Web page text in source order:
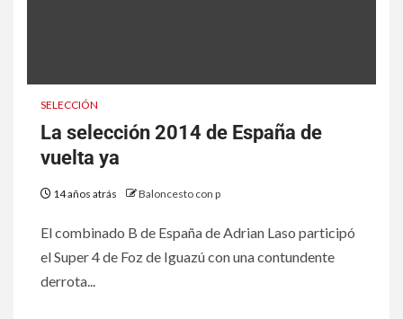
SELECCIÓN
La selección 2014 de España de
vuelta ya
14 años atrás Baloncesto con p
El combinado B de España de Adrian Laso participó
el Super 4 de Foz de Iguazú con una contundente
derrota...